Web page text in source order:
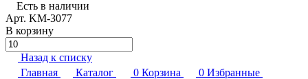
Есть в наличии
Арт. KM-3077
В корзину
Назад к списку
Главная
Каталог 0 Корзина 0 Избранные